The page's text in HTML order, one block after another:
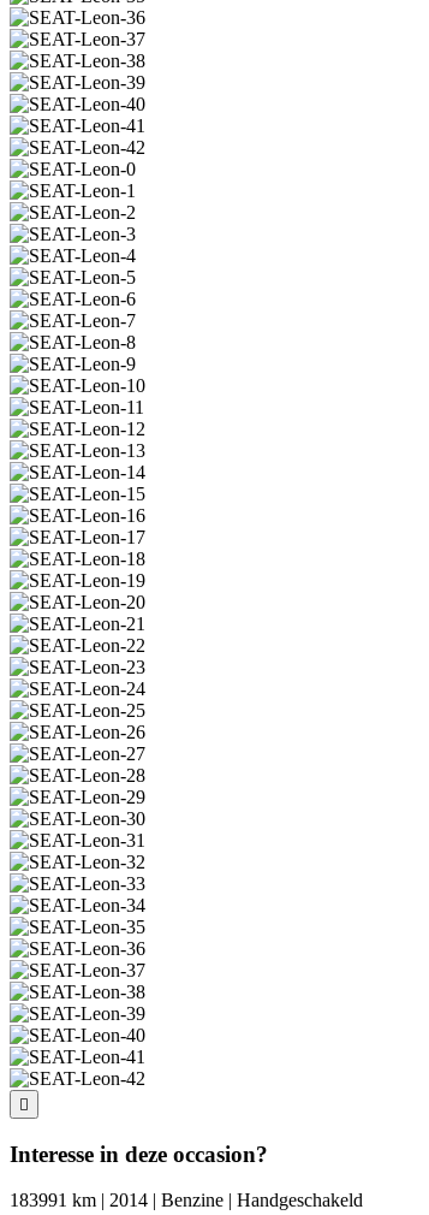
Interesse in deze occasion?
183991 km | 2014 | Benzine | Handgeschakeld